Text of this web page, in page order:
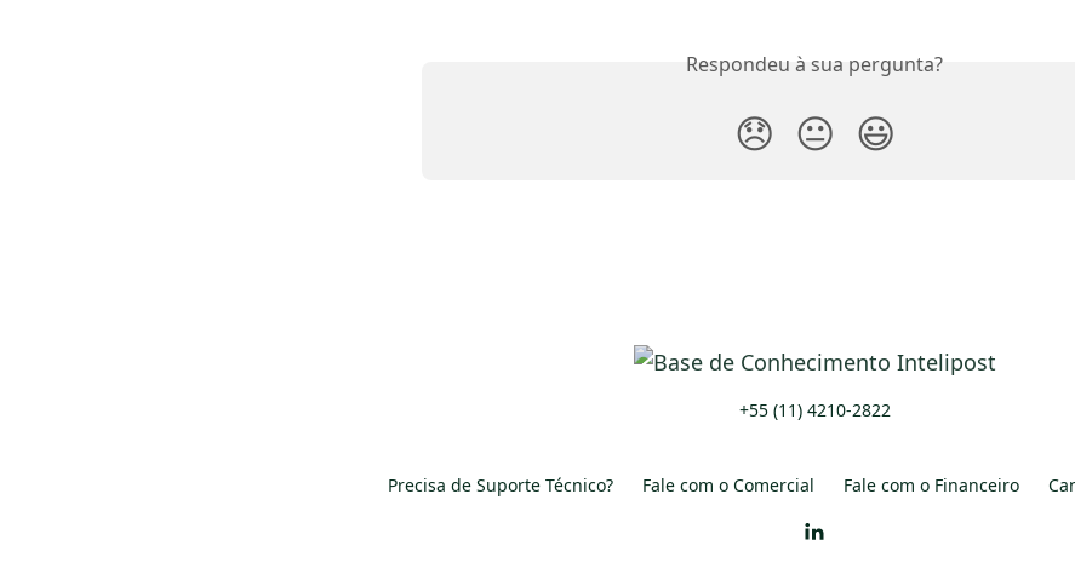
Respondeu à sua pergunta?
😞 😐 😃
+55 (11) 4210-2822
Precisa de Suporte Técnico? Fale com o Comercial Fale com o Financeiro